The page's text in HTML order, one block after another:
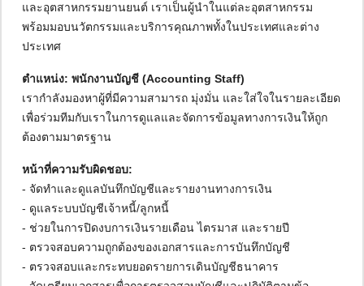
และอุตสาหกรรมยานยนต์ เราเป็นผู้นำในแต่ละอุตสาหกรรม
พร้อมมอบนวัตกรรมและบริการคุณภาพทั้งในประเทศและต่าง
ประเทศ
ตำแหน่ง: พนักงานบัญชี (Accounting Staff)
เรากำลังมองหาผู้ที่มีความสามารถ มุ่งมั่น และใส่ใจในรายละเอียด
เพื่อร่วมทีมกับเราในการดูแลและจัดการข้อมูลทางการเงินให้ถูก
ต้องตามมาตรฐาน
หน้าที่ความรับผิดชอบ:
- จัดทำและดูแลบันทึกบัญชีและรายงานทางการเงิน
- ดูแลระบบบัญชีเจ้าหนี้/ลูกหนี้
- ช่วยในการปิดงบการเงินรายเดือน ไตรมาส และรายปี
- ตรวจสอบความถูกต้องของเอกสารและการบันทึกบัญชี
- ตรวจสอบและกระทบยอดรายการเดินบัญชีธนาคาร